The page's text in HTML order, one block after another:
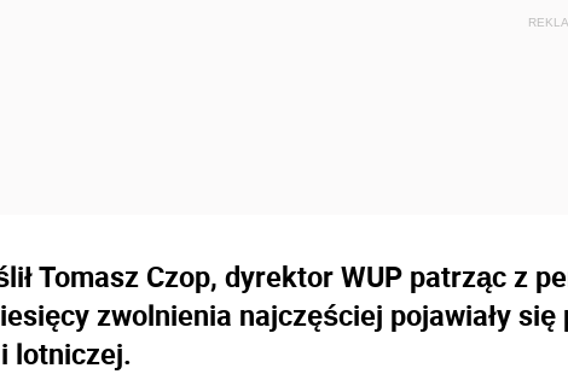
Tomasz Czop, dyrektor WUP patrząc z
zwolnienia najczęściej pojawiały
lotniczej.